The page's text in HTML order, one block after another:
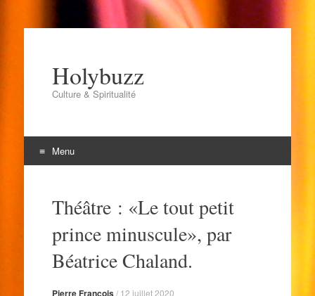
Holybuzz
Culture & Spiritualité
Menu
contenuThéâtre : «Le tout petit
prince minuscule», par
Béatrice Chaland.
Pierre François/ 12 juillet 2020